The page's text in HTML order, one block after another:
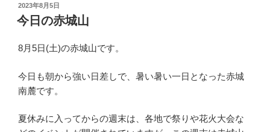
投
稿
日:
2023年8月5日
今日の赤城山
8月5日(土)の赤城山です。
今日も朝から強い日差しで、暑い暑い一日となった赤城
南麓です。
夏休みに入ってからの週末は、各地で祭りや花火大会な